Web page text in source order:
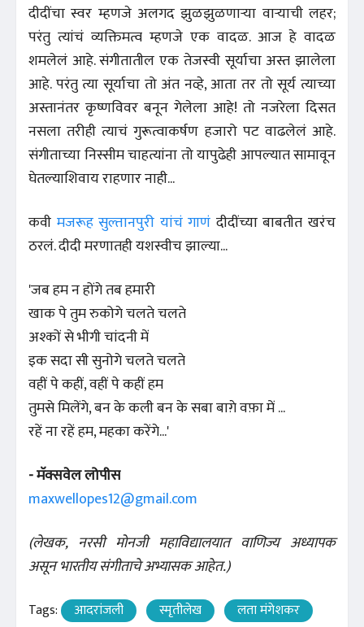
दीदींचा स्वर म्हणजे अलगद झुळझुळणाऱ्या वाऱ्याची लहर;
परंतु त्यांचं व्यक्तिमत्व म्हणजे एक वादळ. आज हे वादळ
शमलेलं आहे. संगीतातील एक तेजस्वी सूर्याचा अस्त झालेला
आहे. परंतु त्या सूर्याचा तो अंत नव्हे, आता तर तो सूर्य त्याच्या
अस्तानंतर कृष्णविवर बनून गेलेला आहे! तो नजरेला दिसत
नसला तरीही त्याचं गुरूत्वाकर्षण हजारो पट वाढलेलं आहे.
संगीताच्या निस्सीम चाहत्यांना तो यापुढेही आपल्यात सामावून
घेतल्याशिवाय राहणार नाही...
कवी मजरूह सुल्तानपुरी यांचं गाणं दीदींच्या बाबतीत खरंच
ठरलं. दीदी मरणातही यशस्वीच झाल्या...
'जब हम न होंगे तब हमारी
खाक पे तुम रुकोगे चलते चलते
अश्कों से भीगी चांदनी में
इक सदा सी सुनोगे चलते चलते
वहीं पे कहीं, वहीं पे कहीं हम
तुमसे मिलेंगे, बन के कली बन के सबा बाग़े वफ़ा में ...
रहें ना रहें हम, महका करेंगे...'
- मॅक्सवेल लोपीस
maxwellopes12@gmail.com
(लेखक, नरसी मोनजी महाविद्यालयात वाणिज्य अध्यापक
असून भारतीय संगीताचे अभ्यासक आहेत.)
Tags: आदरांजली स्मृतीलेख
लता मंगेशकर